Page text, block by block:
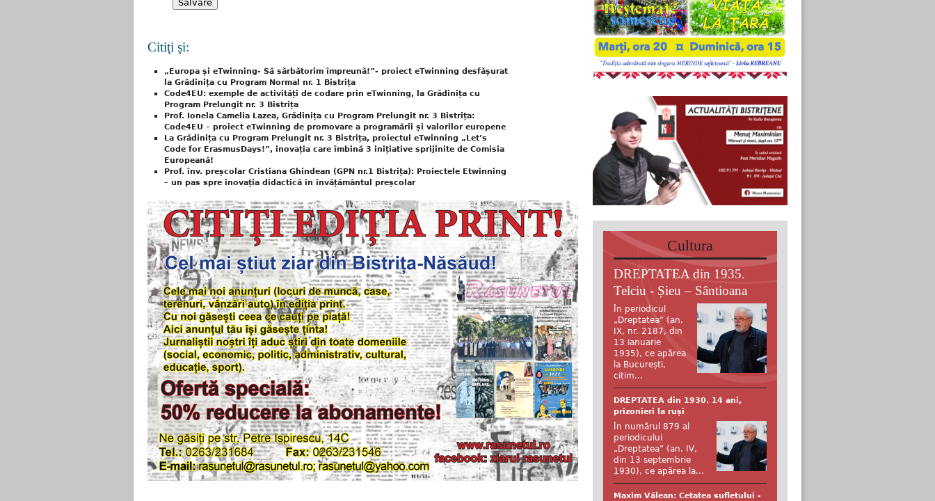
Citiţi şi:
„Europa și eTwinning- Să sărbătorim împreună!”- proiect eTwinning desfășurat
la Grădinița cu Program Normal nr. 1 Bistrița
Code4EU: exemple de activități de codare prin eTwinning, la Grădinița cu
Program Prelungit nr. 3 Bistrița
Prof. Ionela Camelia Lazea, Grădinița cu Program Prelungit nr. 3 Bistrița:
Code4EU – proiect eTwinning de promovare a programării și valorilor europene
La Grădinița cu Program Prelungit nr. 3 Bistrița, proiectul eTwinning „Let’s
Code for ErasmusDays!”, inovația care îmbină 3 inițiative sprijinite de Comisia
Europeană!
Prof. înv. preșcolar Cristiana Ghindean (GPN nr.1 Bistrița): Proiectele Etwinning
– un pas spre inovația didactică în învățământul preșcolar
Cultura
DREPTATEA din 1935.
Telciu - Șieu – Sântioana
În periodicul
„Dreptatea” (an.
IX, nr. 2187, din
13 ianuarie
1935), ce apărea
la București,
citim...
DREPTATEA din 1930. 14 ani,
prizonieri la ruși
În numărul 879 al
periodicului
„Dreptatea” (an. IV,
din 13 septembrie
1930), ce apărea la...
Maxim Vălean: Cetatea sufletului -